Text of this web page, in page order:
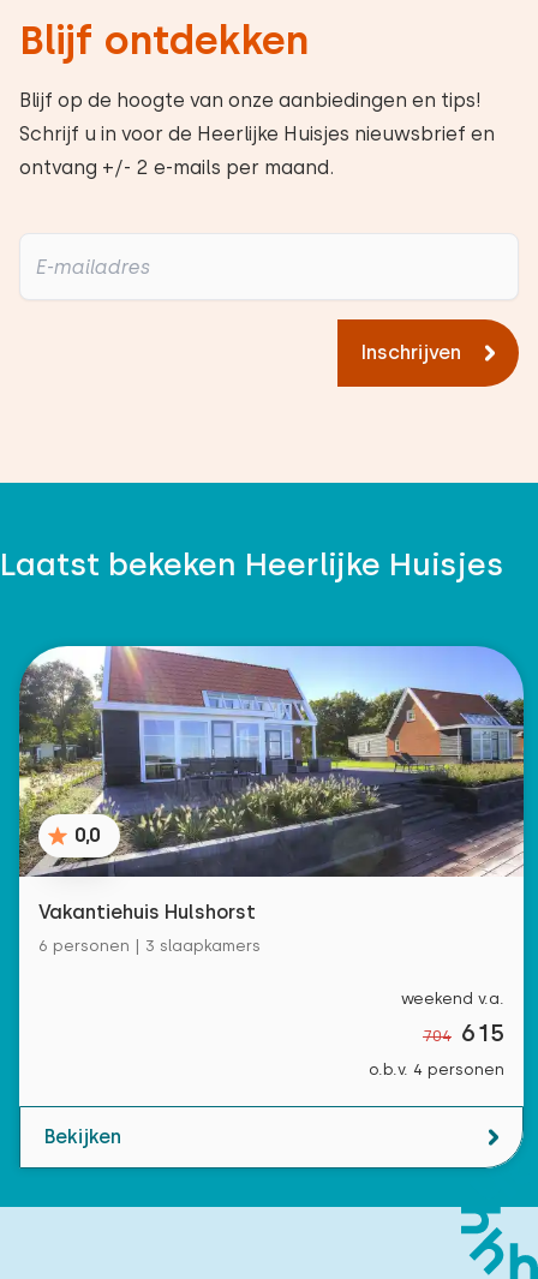
Blijf ontdekken
Blijf op de hoogte van onze aanbiedingen en tips!
Schrijf u in voor de Heerlijke Huisjes nieuwsbrief en
ontvang +/- 2 e-mails per maand.
Inschrijven
Laatst bekeken Heerlijke Huisjes
0,0
Vakantiehuis Hulshorst
6 personen | 3 slaapkamers
weekend v.a.
704 615
o.b.v. 4 personen
Bekijken